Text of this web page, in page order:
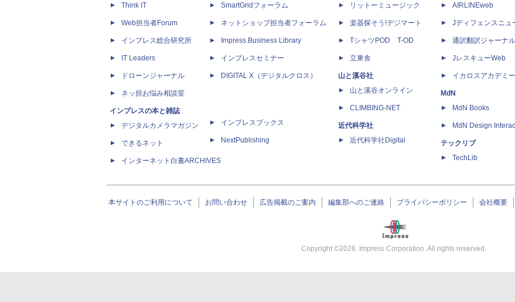
Think IT
Web担当者Forum
インプレス総合研究所
IT Leaders
ドローンジャーナル
ネッ担お悩み相談室
インプレスの本と雑誌
デジタルカメラマガジン
できるネット
インターネット白書ARCHIVES
SmartGridフォーラム
ネットショップ担当者フォーラム
Impress Business Library
インプレスセミナー
DIGITAL X（デジタルクロス）
インプレスブックス
NextPublishing
リットーミュージック
楽器探そう!デジマート
TシャツPOD T-OD
立東舎
山と溪谷社
山と溪谷オンライン
CLIMBING-NET
近代科学社
近代科学社Digital
AIRLINEweb
Jディフェンスニュ
通訳翻訳ジャーナル
JレスキューWeb
イカロスアカデミー
MdN
MdN Books
MdN Design
テックリブ
TechLib
本サイトのご利用について お問い合わせ 広告掲載のご案内 編集部へのご連絡 プライバシーポリシー 会社概要
Copyright ©2026 Impress Corporation. All rights reserved.